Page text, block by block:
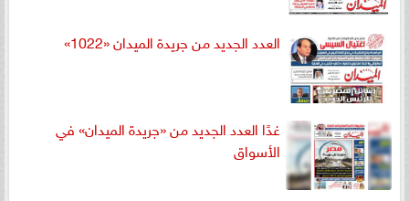
العدد الجديد من جريدة الميدان «1022»
غدًا العدد الجديد من «جريدة الميدان» في
الأسواق